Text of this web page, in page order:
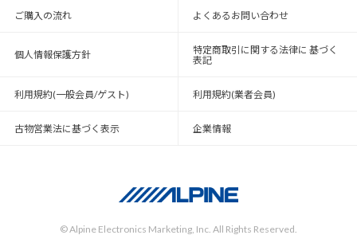
ご購入の流れ よくあるお問い合わせ
個人情報保護方針
特定商取引に関する法律に 基づく
表記
利用規約(一般会員/ゲスト) 利用規約(業者会員)
古物営業法に基づく表示 企業情報
© Alpine Electronics Marketing, Inc. All Rights Reserved.